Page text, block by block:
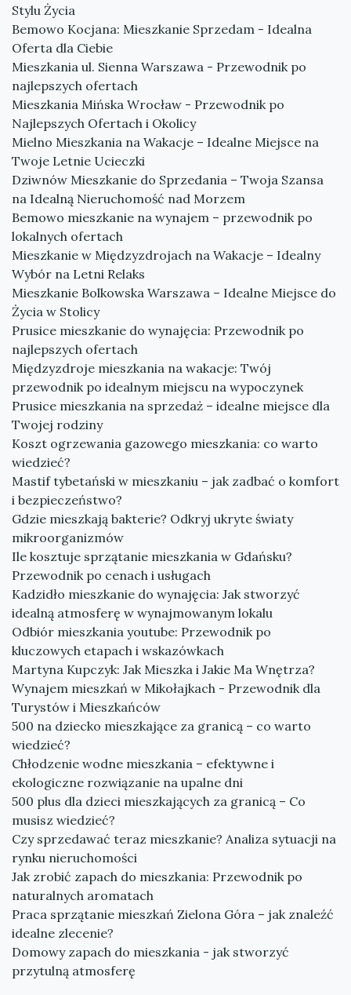
Stylu Życia
Bemowo Kocjana: Mieszkanie Sprzedam - Idealna
Oferta dla Ciebie
Mieszkania ul. Sienna Warszawa - Przewodnik po
najlepszych ofertach
Mieszkania Mińska Wrocław - Przewodnik po
Najlepszych Ofertach i Okolicy
Mielno Mieszkania na Wakacje – Idealne Miejsce na
Twoje Letnie Ucieczki
Dziwnów Mieszkanie do Sprzedania – Twoja Szansa
na Idealną Nieruchomość nad Morzem
Bemowo mieszkanie na wynajem – przewodnik po
lokalnych ofertach
Mieszkanie w Międzyzdrojach na Wakacje – Idealny
Wybór na Letni Relaks
Mieszkanie Bolkowska Warszawa – Idealne Miejsce do
Życia w Stolicy
Prusice mieszkanie do wynajęcia: Przewodnik po
najlepszych ofertach
Międzyzdroje mieszkania na wakacje: Twój
przewodnik po idealnym miejscu na wypoczynek
Prusice mieszkania na sprzedaż – idealne miejsce dla
Twojej rodziny
Koszt ogrzewania gazowego mieszkania: co warto
wiedzieć?
Mastif tybetański w mieszkaniu – jak zadbać o komfort
i bezpieczeństwo?
Gdzie mieszkają bakterie? Odkryj ukryte światy
mikroorganizmów
Ile kosztuje sprzątanie mieszkania w Gdańsku?
Przewodnik po cenach i usługach
Kadzidło mieszkanie do wynajęcia: Jak stworzyć
idealną atmosferę w wynajmowanym lokalu
Odbiór mieszkania youtube: Przewodnik po
kluczowych etapach i wskazówkach
Martyna Kupczyk: Jak Mieszka i Jakie Ma Wnętrza?
Wynajem mieszkań w Mikołajkach - Przewodnik dla
Turystów i Mieszkańców
500 na dziecko mieszkające za granicą – co warto
wiedzieć?
Chłodzenie wodne mieszkania – efektywne i
ekologiczne rozwiązanie na upalne dni
500 plus dla dzieci mieszkających za granicą – Co
musisz wiedzieć?
Czy sprzedawać teraz mieszkanie? Analiza sytuacji na
rynku nieruchomości
Jak zrobić zapach do mieszkania: Przewodnik po
naturalnych aromatach
Praca sprzątanie mieszkań Zielona Góra – jak znaleźć
idealne zlecenie?
Domowy zapach do mieszkania - jak stworzyć
przytulną atmosferę